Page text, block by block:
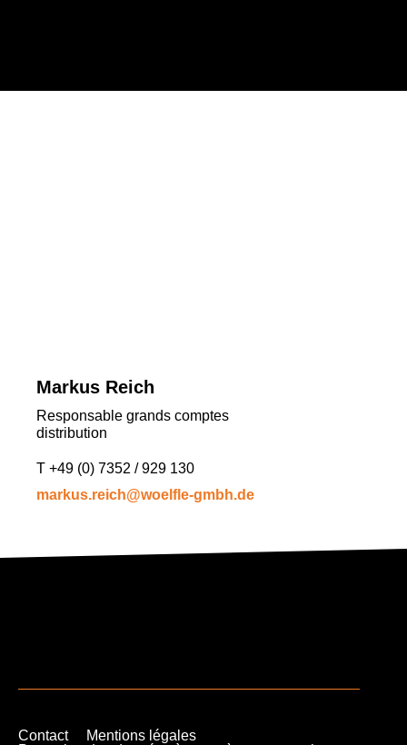
Markus Reich
Responsable grands comptes
distribution
T +49 (0) 7352 / 929 130
markus.reich@woelfle-gmbh.de
Contact
Mentions légales